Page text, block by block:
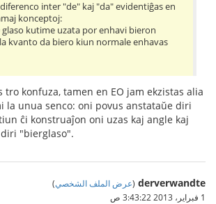
inter "de" kaj "da" evidentiĝas en
konceptoj:
glaso kutime uzata por enhavi bieron
kvanto da biero kiun normale enhavas
tro konfuza, tamen en EO jam ekzistas alia
la unua senco: oni povus anstataŭe diri
ĉi konstruaĵon oni uzas kaj angle kaj
"bierglaso".
derverwandte
(عرض الملف الشخصي)
1 فبراير، 2013 3:43:22 ص